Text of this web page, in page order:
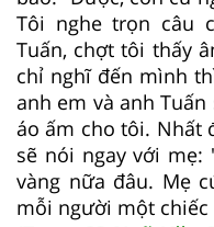
Tôi nghe trọn câu
Tuấn, chợt tôi thấy
chỉ nghĩ đến mình
anh em và anh
áo ấm cho tôi. Nhất
sẽ nói ngay với mẹ:
vàng nữa đâu. Mẹ
mỗi người một chiếc